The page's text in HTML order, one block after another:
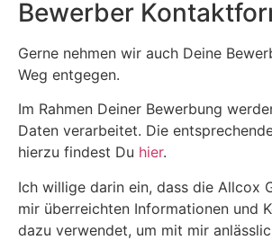
Bewerber
Gerne nehmen wir auch Deine
Weg entgegen.
Im Rahmen Deiner Bewerbung
Daten verarbeitet. Die
hierzu findest Du hier.
Ich willige darin ein, dass die Allcox
mir überreichten Informationen und
dazu verwendet, um mit mir